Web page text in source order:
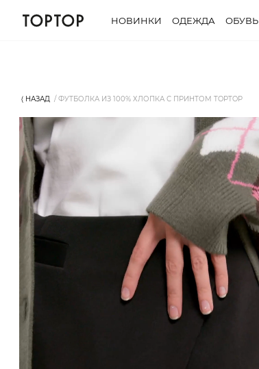
НОВИНКИ ОДЕЖДА ОБУВЬ
⟨ НАЗАД ФУТБОЛКА ИЗ 100% ХЛОПКА С ПРИНТОМ TOPTOP